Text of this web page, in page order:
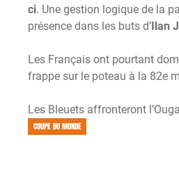
ci. Une gestion logique de la
présence dans les buts d’Ilan
Les Français ont pourtant
frappe sur le poteau à la 82e
Les Bleuets affronteront
COUPE DU MONDE